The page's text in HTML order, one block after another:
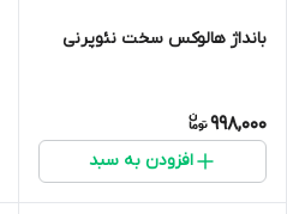
بانداژ هالوکس سخت نئوپرنی
998,000
افزودن به سبد